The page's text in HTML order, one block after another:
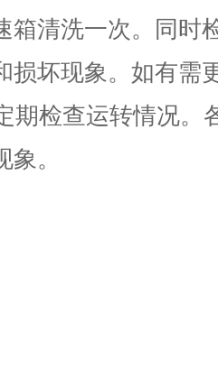
箱清洗一次。同时
损坏现象。如有
期检查运转情况。
象。